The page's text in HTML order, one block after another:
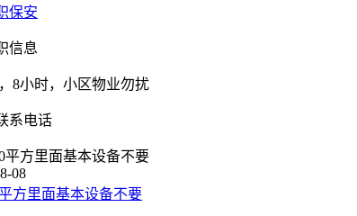
保安
信息
8小时，小区物业勿扰
系电话
08
方里面基本设备不要